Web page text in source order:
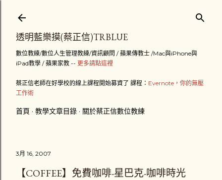
透明藍樂摸(蔡正信)TRBLUE
數位教練/數位人生管理教練/資訊顧問 / 蘋果傳教士 /Mac與iPhone與
iPad教學 / 蘋果家教 -- 更多請點這裡
蔡正信老師在好學校的線上課程開始募資了 課程： Evernote，你的無壓
工作術
首頁 教學文章目錄 關於蔡正信數位教練
3月 16, 2007
【COFFEE】免費咖啡-星巴克-咖啡時光